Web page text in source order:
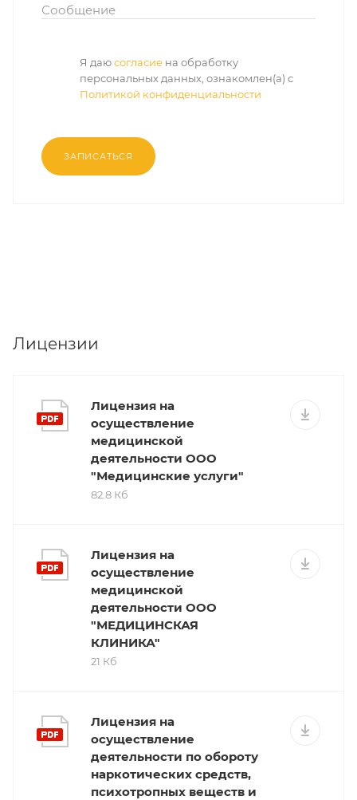
Сообщение
Я даюсогласие на обработку
персональных данных, ознакомлен(а) с
Политикой конфиденциальности
ЗАПИСАТЬСЯ
Лицензии
Лицензия на
осуществление
медицинской
деятельности ООО
"Медицинские услуги"
82.8 Кб
Лицензия на
осуществление
медицинской
деятельности ООО
"МЕДИЦИНСКАЯ
КЛИНИКА"
21 Кб
Лицензия на
осуществление
деятельности по обороту
наркотических средств,
психотропных веществ и